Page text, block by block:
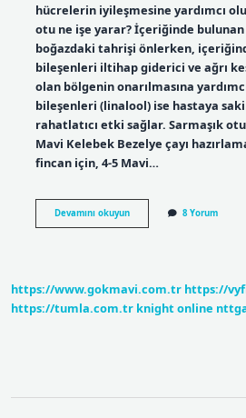
hücrelerin iyileşmesine yardımcı
otu ne işe yarar? İçeriğinde
boğazdaki tahrişi önlerken,
bileşenleri iltihap giderici ve ağrı
olan bölgenin onarılmasına
bileşenleri (linalool) ise hastaya
rahatlatıcı etki sağlar. Sarmaşık otu
Mavi Kelebek Bezelye çayı
fincan için, 4-5 Mavi…
Devamını okuyunSarmaşık
Yaprağı
8 Yorum
https://www.gokmavi.com.tr https://
https://tumla.com.tr knight online